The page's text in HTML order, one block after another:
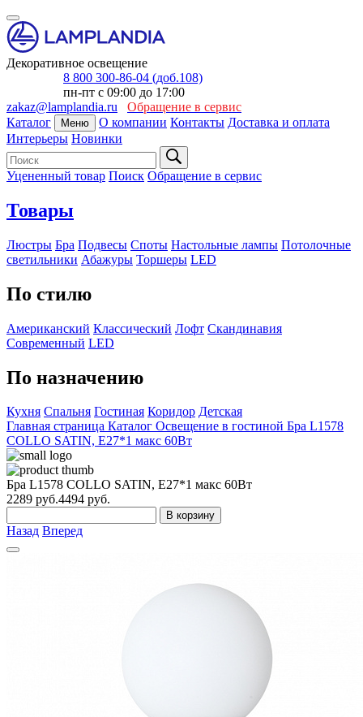
Декоративное освещение
8 800 300-86-04 (доб.108)
пн-пт с 09:00 до 17:00
zakaz@lamplandia.ru
Обращение в сервис
Каталог
Меню О компании Контакты Доставка и оплата
Интерьеры Новинки
Уцененный товар Поиск Обращение в сервис
Товары
Люстры Бра Подвесы Споты Настольные лампы Потолочные
светильники Абажуры Торшеры LED
По стилю
Американский Классический Лофт Скандинавия
Современный LED
По назначению
Кухня Спальня Гостиная Коридор Детская
Главная страница Каталог Освещение в гостиной Бра L1578
COLLO SATIN, E27*1 макс 60Вт
Бра L1578 COLLO SATIN, E27*1 макс 60Вт
2289 руб.4494 руб.
В корзину
Назад Вперед